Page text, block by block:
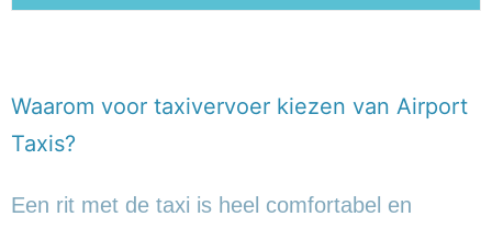
Waarom voor taxivervoer kiezen van Airport
Taxis?
Een rit met de taxi is heel comfortabel en